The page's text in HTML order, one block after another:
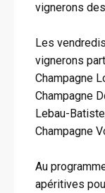
vignerons
Les
vignerons
Champagne
Champagne
Lebau-
Champagne
Au
apéritives